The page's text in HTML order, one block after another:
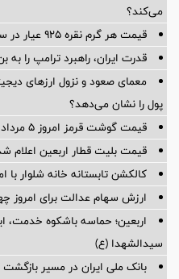
می‌کند؟
قیمت هر گرم نقره ۹۲۵ عیار در سال ۱۴۰۵
قدرت ایران، راهبرد ترامپ را
معمای صعود و نزول ارزهای
پول را نشان می‌دهد؟
قیمت گوشت قرمز امروز ۵ مرداد + جدول
قیمت بلیت قطار اربعین اعلام
کالکشن تابستانه خانه شلوار
ارزش سهام عدالت برای امروز چهارشنبه ۱۴
اربعین؛ حماسه باشکوه خدمت،
سیدالشهدا (ع)
بانک ملی ایران در مسیر